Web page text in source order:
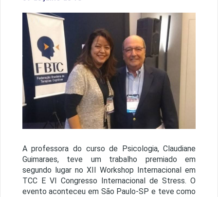
1 / 1
A professora do curso de Psicologia, Claudiane
Guimaraes, teve um trabalho premiado em
segundo lugar no XII Workshop Internacional em
TCC E VI Congresso Internacional de Stress. O
evento aconteceu em São Paulo-SP e teve como